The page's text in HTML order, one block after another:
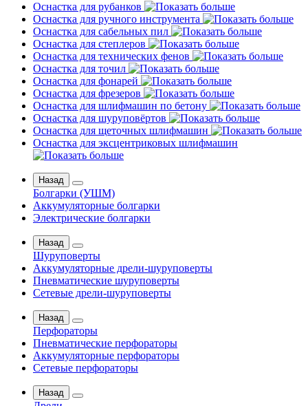
Оснастка для рубанков
Оснастка для ручного инструмента
Оснастка для сабельных пил
Оснастка для степлеров
Оснастка для технических фенов
Оснастка для точил
Оснастка для фонарей
Оснастка для фрезеров
Оснастка для шлифмашин по бетону
Оснастка для шуруповёртов
Оснастка для щеточных шлифмашин
Оснастка для эксцентриковых шлифмашин
Назад
Болгарки (УШМ)
Аккумуляторные болгарки
Электрические болгарки
Назад
Шуруповерты
Аккумуляторные дрели-шуруповерты
Пневматические шуруповерты
Сетевые дрели-шуруповерты
Назад
Перфораторы
Пневматические перфораторы
Аккумуляторные перфораторы
Сетевые перфораторы
Назад